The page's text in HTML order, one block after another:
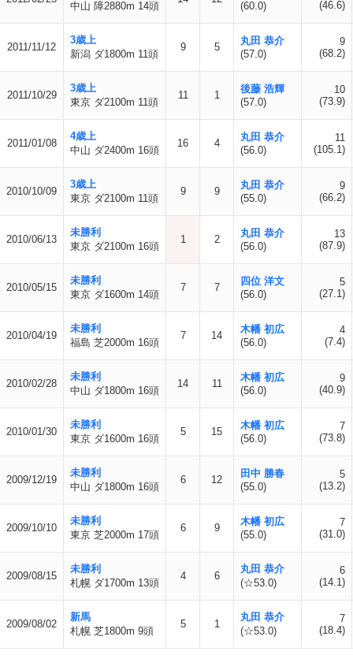
中山 障2880m 14頭 (60.0) (46.6)
2011/11/12
3歳上
新潟 ダ1800m 11頭
9 5
丸田 恭介
(57.0)
9
(68.2)
2011/10/29
3歳上
東京 ダ2100m 11頭
11 1
後藤 浩輝
(57.0)
10
(73.9)
2011/01/08
4歳上
中山 ダ2400m 16頭
16 4
丸田 恭介
(56.0)
11
(105.1)
2010/10/09
3歳上
東京 ダ2100m 11頭
9 9
丸田 恭介
(55.0)
9
(66.2)
2010/06/13
未勝利
東京 ダ2100m 16頭
1 2
丸田 恭介
(56.0)
13
(87.9)
2010/05/15
未勝利
東京 ダ1600m 14頭
7 7
四位 洋文
(56.0)
5
(27.1)
2010/04/19
未勝利
福島 芝2000m 16頭
7 14
木幡 初広
(56.0)
4
(7.4)
2010/02/28
未勝利
中山 ダ1800m 16頭
14 11
木幡 初広
(56.0)
9
(40.9)
2010/01/30
未勝利
東京 ダ1600m 16頭
5 15
木幡 初広
(56.0)
7
(73.8)
2009/12/19
未勝利
中山 ダ1800m 16頭
6 12
田中 勝春
(55.0)
5
(13.2)
2009/10/10
未勝利
東京 芝2000m 17頭
6 9
木幡 初広
(55.0)
7
(31.0)
2009/08/15
未勝利
札幌 ダ1700m 13頭
4 6
丸田 恭介
(☆53.0)
6
(14.1)
2009/08/02
新馬
札幌 芝1800m 9頭
5 1
丸田 恭介
(☆53.0)
7
(18.4)